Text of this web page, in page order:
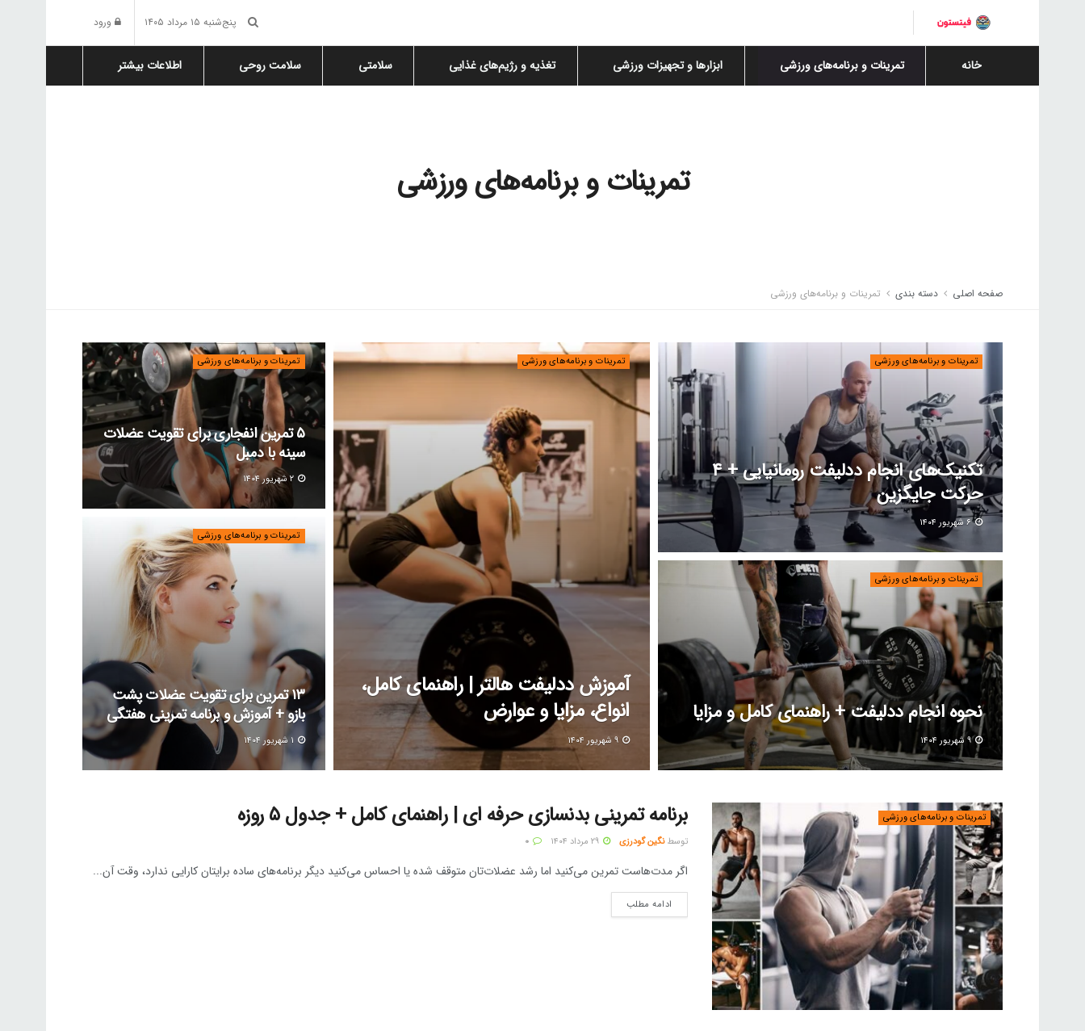
پنج‌شنبه ۱۵ مرداد ۱۴۰۵ ورود
خانه تمرینات و برنامه‌های ورزشی ابزارها و تجهیزات ورزشی تغذیه و رژیم‌های غذایی سلامتی سلامت روحی اطلاعات بیشتر
تمرینات و برنامه‌های ورزشی
صفحه اصلی دسته بندی تمرینات و برنامه‌های ورزشی
تمرینات و برنامه‌های ورزشی
آموزش ددلیفت هالتر | راهنمای کامل،
انواع، مزایا و عوارض
تمرینات و برنامه‌های ورزشی
تکنیک‌های انجام ددلیفت رومانیایی + ۴
حرکت جایگزین
۶ شهریور ۱۴۰۴
تمرینات و برنامه‌های ورزشی
نحوه انجام ددلیفت + راهنمای کامل و مزایا
۹ شهریور ۱۴۰۴
تمرینات و برنامه‌های ورزشی
۵ تمرین انفجاری برای تقویت عضلات
سینه با دمبل
۲ شهریور ۱۴۰۴
تمرینات و برنامه‌های ورزشی
۱۳ تمرین برای تقویت عضلات پشت
بازو + آموزش و برنامه تمرینی هفتگی
تمرینات و برنامه‌های ورزشی برنامه تمرینی بدنسازی حرفه‌ ای | راهنمای کامل + جدول ۵ روزه
توسط نگین گودرزی
اگر مدت‌هاست تمرین می‌کنید اما رشد عضلات‌تان متوقف شده یا احساس می‌کنید دیگر برنامه‌های ساده برایتان کارایی ندارد، وقت آن...
ادامه مطلب